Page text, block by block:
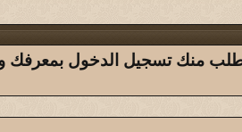
يتطلب منك تسجيل الدخول